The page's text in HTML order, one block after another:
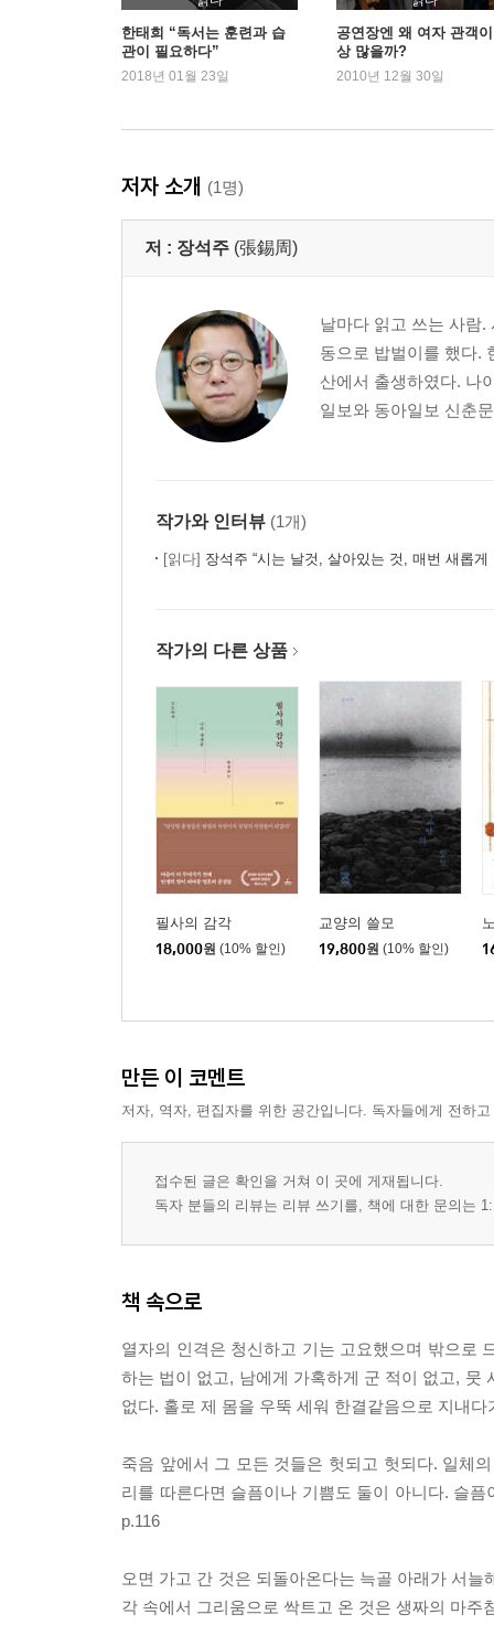
1. 바닷새
2. 오리 다리가 짧다고 늘여줄까
3. 진흙탕에서 꼬리를 끌지언정
6 운명에 맞서지 마라
1. 달려오는 수레를 막는 사마귀
2. 아내의 주검 앞에서 노래하다
7 쓸모없음의 쓸모를 구하라
1. 쓸모없는 나무가 큰 나무가 되었네
2. 작은 재주를 뽐내다가는
3. 송나라 모자 장수의 어리석음
1. 아낌없이 잊어라
2. 누가 진인인가?
3. 진인으로 사는 법
4. 이 순간이 큰 꿈인 것을!
5. 살려면 죽고 죽으려면 산다
10 눈에 보이는 세계 너머를 보라
1. 우물 안 개구리
3. 얼음처럼 차고 눈처럼 흰 사람
4. 그림자가 그림자를 탓하다
4. 장자가 해골을 베고 잠들다
- 에필로그 / 다시 느림과 비움을 노래하자!
한태희 “독서는 훈련과 습
관이 필요하다”
2018년 01월 23일
공연장엔 왜 여자 관객
상 많을까?
2010년 12월 30일
저자 소개 (1명)
저 : 장석주 (張錫周)
날마다 읽고 쓰는 사람.
동으로 밥벌이를 했다.
산에서 출생하였다. 나
일보와 동아일보 신춘
작가와 인터뷰 (1개)
[읽다] 장석주 “시는 날것, 살아있는 것, 매번 새롭게
작가의 다른 상품
필사의 감각
18,000원 (10% 할인)
교양의 쓸모
19,800원 (10% 할인)
만든 이 코멘트
저자, 역자, 편집자를 위한 공간입니다. 독자들에게 전하
접수된 글은 확인을 거쳐 이 곳에 게재됩니다.
독자 분들의 리뷰는 리뷰 쓰기를, 책에 대한 문의는
책 속으로
열자의 인격은 청신하고 기는 고요했으며 밖으로
하는 법이 없고, 남에게 가혹하게 군 적이 없고, 뭇
없다. 홀로 제 몸을 우뚝 세워 한결같음으로 지내
죽음 앞에서 그 모든 것들은 헛되고 헛되다. 일체
리를 따른다면 슬픔이나 기쁨도 둘이 아니다. 슬
p.116
오면 가고 간 것은 되돌아온다는 늑골 아래가 서
각 속에서 그리움으로 싹트고 온 것은 생짜의 마